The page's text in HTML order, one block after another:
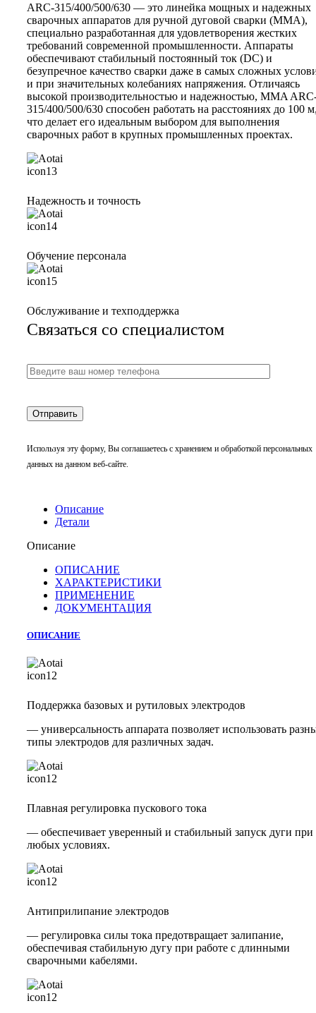
ARC-315/400/500/630 — это линейка мощных и надежных
сварочных аппаратов для ручной дуговой сварки (MMA),
специально разработанная для удовлетворения жестких
требований современной промышленности. Аппараты
обеспечивают стабильный постоянный ток (DC) и
безупречное качество сварки даже в самых сложных
и при значительных колебаниях напряжения. Отличаясь
высокой производительностью и надежностью, MMA
315/400/500/630 способен работать на расстояниях до 100
что делает его идеальным выбором для выполнения
сварочных работ в крупных промышленных проектах.
Надежность и точность
Обучение персонала
Обслуживание и техподдержка
Связаться со специалистом
Используя эту форму, Вы соглашаетесь с хранением и обработкой персональных
данных на данном веб-сайте.
Описание
Детали
Описание
ОПИСАНИЕ
ХАРАКТЕРИСТИКИ
ПРИМЕНЕНИЕ
ДОКУМЕНТАЦИЯ
ОПИСАНИЕ
Поддержка базовых и рутиловых электродов
— универсальность аппарата позволяет использовать
типы электродов для различных задач.
Плавная регулировка пускового тока
— обеспечивает уверенный и стабильный запуск дуги при
любых условиях.
Антиприлипание электродов
— регулировка силы тока предотвращает залипание,
обеспечивая стабильную дугу при работе с длинными
сварочными кабелями.